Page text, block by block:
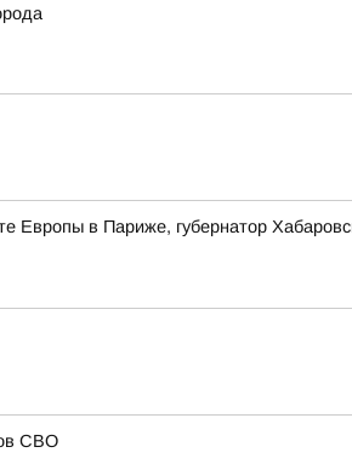
Европы в Париже, губернатор
СВО